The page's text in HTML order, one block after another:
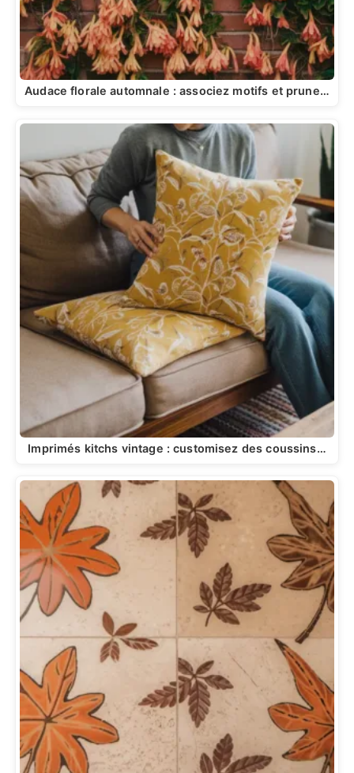
Audace florale automnale : associez motifs et prune…
Imprimés kitchs vintage : customisez des coussins…